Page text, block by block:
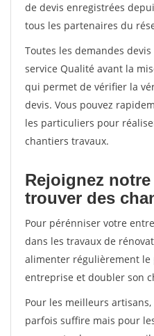
de devis enregistrées
tous les partenaires du
Toutes les demandes
service Qualité avant la
qui permet de vérifier la
devis. Vous pouvez
les particuliers pour
chantiers travaux.
Rejoignez
trouver des
Pour pérénniser votre
dans les travaux de
alimenter régulièrement
entreprise et doubler son
Pour les meilleurs
parfois suffire mais pour